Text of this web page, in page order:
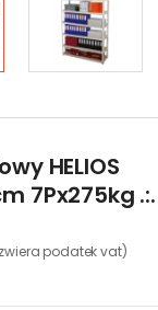
HELIOS
7Px275kg .:.
podatek vat)